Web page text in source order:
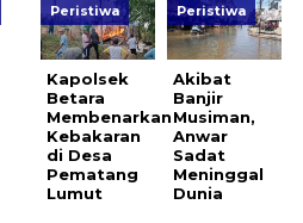
Peristiwa
Kapolsek
Betara
Membenarkan
Kebakaran
di Desa
Pematang
Lumut
Peristiwa
Akibat
Banjir
Musiman,
Anwar
Sadat
Meninggal
Dunia